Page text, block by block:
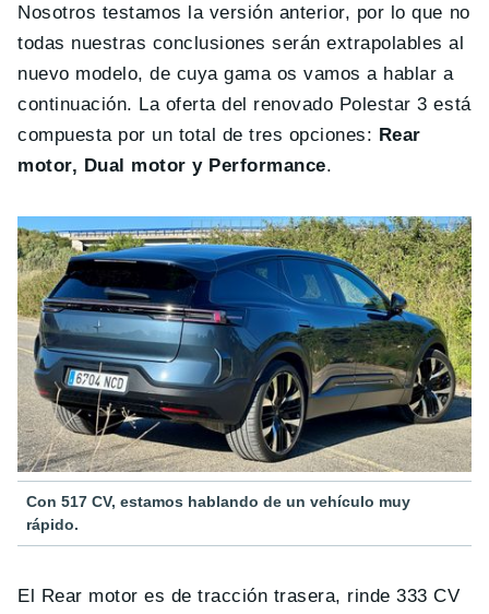
Nosotros testamos la versión anterior, por lo que no
todas nuestras conclusiones serán extrapolables al
nuevo modelo, de cuya gama os vamos a hablar a
continuación. La oferta del renovado Polestar 3 está
compuesta por un total de tres opciones: Rear
motor, Dual motor y Performance.
Con 517 CV, estamos hablando de un vehículo muy
rápido.
El Rear motor es de tracción trasera, rinde 333 CV